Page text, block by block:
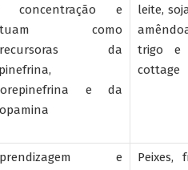
concentração e
como
da
e da
leite,
trigo e
cottage
e
Peixes,